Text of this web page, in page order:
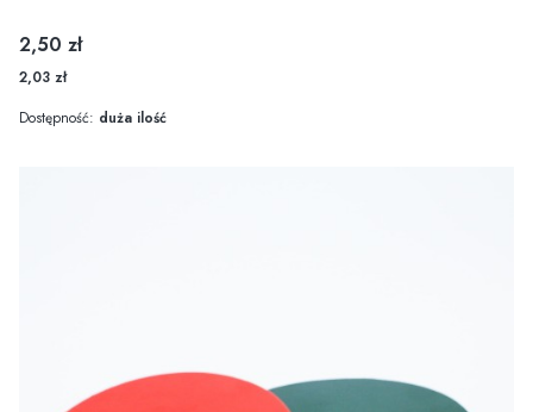
Cena
2,50 zł
2,03 zł
Dostępność: duża ilość